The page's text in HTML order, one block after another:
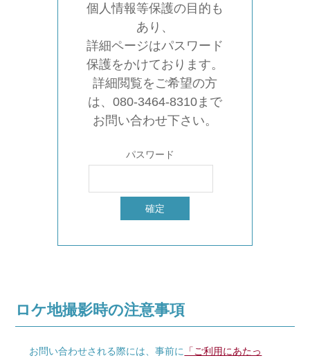
個人情報等保護の目的も
あり、
詳細ページはパスワード
保護をかけております。
詳細閲覧をご希望の方
は、080-3464-8310まで
お問い合わせ下さい。
パスワード
ロケ地撮影時の注意事項
お問い合わせされる際には、事前に 「ご利用にあたっ